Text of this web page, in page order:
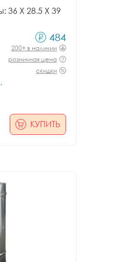
36 X 28.5 X 39
484
200+ в наличии
розничная цена
скидки
КУПИТЬ